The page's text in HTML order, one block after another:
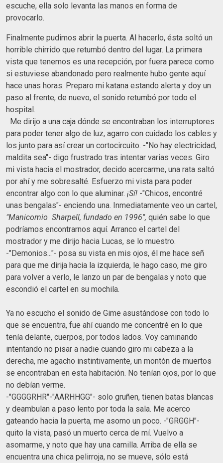
escuche, ella solo levanta las manos en forma de
provocarlo.
Finalmente pudimos abrir la puerta. Al hacerlo, ésta soltó un
horrible chirrido que retumbó dentro del lugar. La primera
vista que tenemos es una recepción, por fuera parece como
si estuviese abandonado pero realmente hubo gente aquí
hace unas horas. Preparo mi katana estando alerta y doy un
paso al frente, de nuevo, el sonido retumbó por todo el
hospital.
Me dirijo a una caja dónde se encontraban los interruptores
para poder tener algo de luz, agarro con cuidado los cables y
los junto para así crear un cortocircuito. -"No hay electricidad,
maldita sea"- digo frustrado tras intentar varias veces. Giro
mi vista hacia el mostrador, decido acercarme, una rata saltó
por ahí y me sobresalté. Esfuerzo mi vista para poder
encontrar algo con lo que aluminar. ¡Sí! -"Chicos, encontré
unas bengalas"- enciendo una. Inmediatamente veo un cartel,
"Manicomio Sharpell, fundado en 1996", quién sabe lo que
podríamos encontrarnos aquí. Arranco el cartel del
mostrador y me dirijo hacia Lucas, se lo muestro.
-"Demonios..."- posa su vista en mis ojos, él me hace señ
para que me dirija hacia la izquierda, le hago caso, me giro
para volver a verlo, le lanzo un par de bengalas y noto que
escondió el cartel en su mochila.
Ya no escucho el sonido de Gime asustándose con todo lo
que se encuentra, fue ahí cuando me concentré en lo que
tenía delante, cuerpos, por todos lados. Voy caminando
intentando no pisar a nadie cuando giro mi cabeza a la
derecha, me agacho instintivamente, un montón de muertos
se encontraban en esta habitación. No tenían ojos, por lo que
no debían verme.
-"GGGGRHR"-"AARHHGG"- solo gruñen, tienen batas blancas
y deambulan a paso lento por toda la sala. Me acerco
gateando hacia la puerta, me asomo un poco. -"GRGGH"-
quito la vista, pasó un muerto cerca de mí. Vuelvo a
asomarme, y noto que hay una camilla. Arriba de ella se
encuentra una chica pelirroja, no se mueve, sólo está